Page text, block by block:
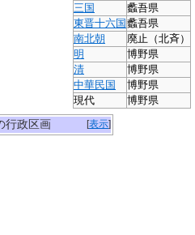
三国
蠡吾県
東晋十六国 蠡吾県
南北朝
廃止 （北斉）
明
博野県
清
博野県
中華民国
博野県
現代
博野県
[表示]
行政区画